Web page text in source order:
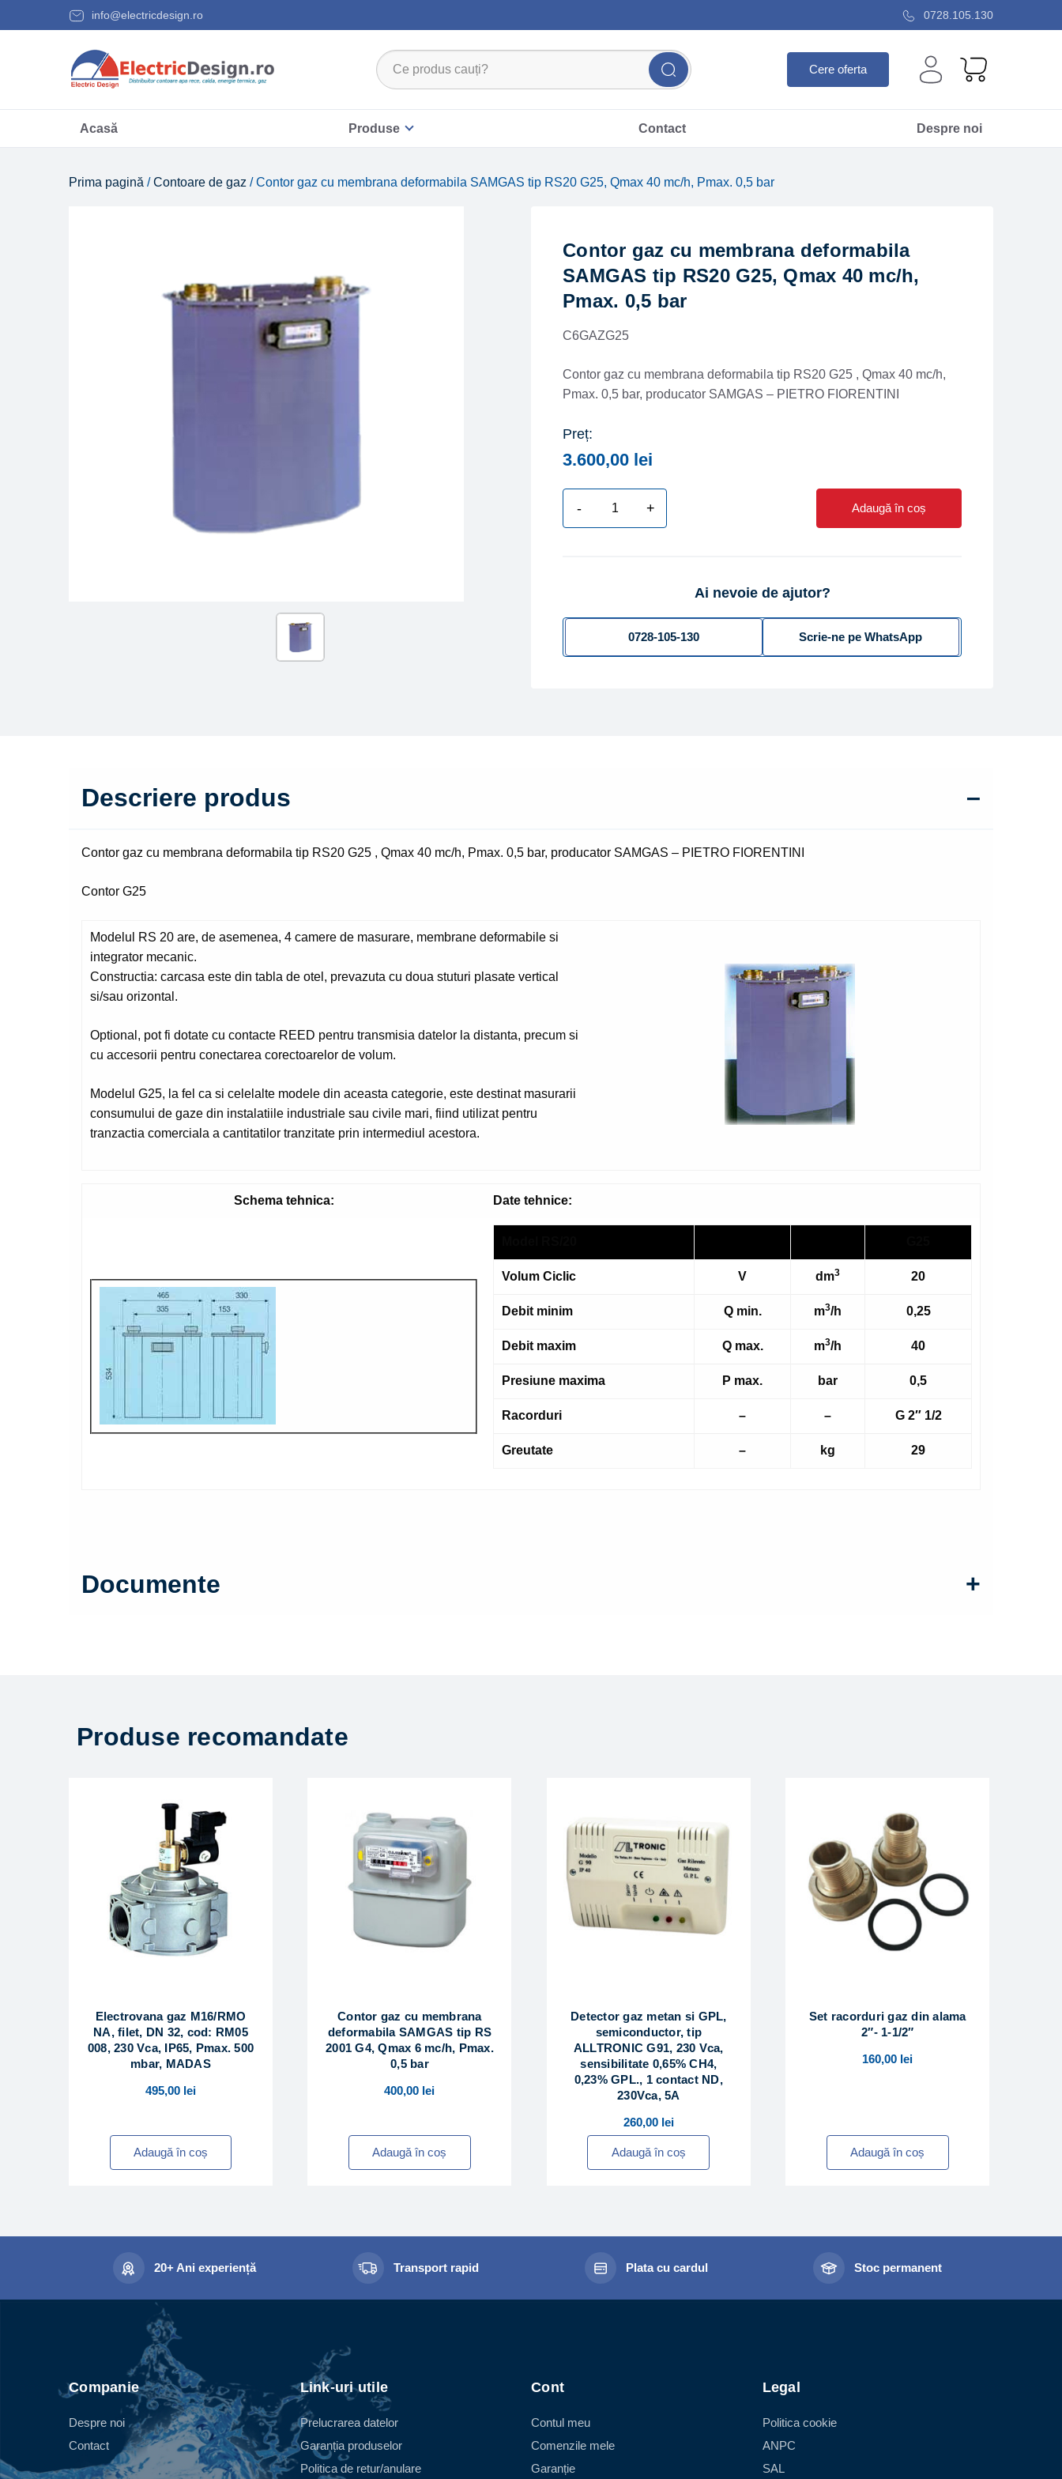
info@electricdesign.ro 0728.105.130
Cere oferta
Acasă Produse Contact Despre noi
Prima pagină /Contoare de gaz / Contor gaz cu membrana deformabila SAMGAS tip RS20 G25, Qmax 40 mc/h, Pmax. 0,5 bar
Contor gaz cu membrana deformabila
SAMGAS tip RS20 G25, Qmax 40 mc/h,
Pmax. 0,5 bar
C6GAZG25
Contor gaz cu membrana deformabila tip RS20 G25 , Qmax 40 mc/h,
Pmax. 0,5 bar, producator SAMGAS – PIETRO FIORENTINI
Preț:
3.600,00 lei
-
deformabila
tip
+ Adaugă în coș
Ai nevoie de ajutor?
0728-105-130 Scrie-ne pe WhatsApp
Descriere produs
Contor gaz cu membrana deformabila tip RS20 G25 , Qmax 40 mc/h, Pmax. 0,5 bar, producator SAMGAS – PIETRO FIORENTINI
Contor G25
Modelul RS 20 are, de asemenea, 4 camere de masurare, membrane deformabile si
integrator mecanic.
Constructia: carcasa este din tabla de otel, prevazuta cu doua stuturi plasate vertical
si/sau orizontal.
Optional, pot fi dotate cu contacte REED pentru transmisia datelor la distanta, precum si
cu accesorii pentru conectarea corectoarelor de volum.
Modelul G25, la fel ca si celelalte modele din aceasta categorie, este destinat masurarii
consumului de gaze din instalatiile industriale sau civile mari, fiind utilizat pentru
tranzactia comerciala a cantitatilor tranzitate prin intermediul acestora.
Schema tehnica: Date tehnice:
Volum Ciclic V dm3 20
Debit minim Q min. m3/h 0,25
Debit maxim Q max. m3/h 40
Presiune maxima P max. bar 0,5
Racorduri – – G 2″ 1/2
Greutate – kg 29
Documente
Produse recomandate
Electrovana gaz M16/RMO
NA, filet, DN 32, cod: RM05
008, 230 Vca, IP65, Pmax. 500
mbar, MADAS
495,00 lei
Adaugă în coș
Contor gaz cu membrana
deformabila SAMGAS tip RS
2001 G4, Qmax 6 mc/h, Pmax.
0,5 bar
400,00 lei
Adaugă în coș
Detector gaz metan si GPL,
semiconductor, tip
ALLTRONIC G91, 230 Vca,
sensibilitate 0,65% CH4,
0,23% GPL., 1 contact ND,
230Vca, 5A
260,00 lei
Adaugă în coș
Set racorduri gaz din alama
2″- 1-1/2″
160,00 lei
Adaugă în coș
20+ Ani experiență Transport rapid Plata cu cardul Stoc permanent
Companie
Despre noi
Contact
Link-uri utile
Prelucrarea datelor
Garanția produselor
Politica de retur/anulare
Cont
Contul meu
Comenzile mele
Garanție
Legal
Politica cookie
ANPC
SAL